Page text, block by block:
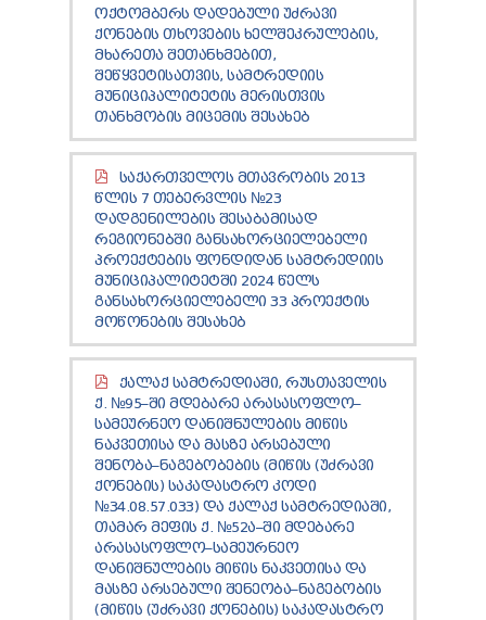
ОТЧЁТ ДЛЯ ПРЕДОСТАВЛЕНИЯ ПРЕЗИДЕНТУ И
ТРЕБОВАНИЯ ПУБЛИЧНОЙ ИНФОРМАЦИИ
УПОЛНОМОЧЕННЫЙ ПО ЗАЩИТЕ
ПЕРСОНАЛЬНЫХ ДАННЫХ
ПРАВИЛА ОБЖАЛОВАНИЯ
ᲝᲥᲢᲝᲛᲑᲔᲠᲡ ᲓᲐᲓᲔᲑᲣᲚᲘ ᲣᲫᲠᲐᲕᲘ
ᲥᲝᲜᲔᲑᲘᲡ ᲗᲮᲝᲕᲔᲑᲘᲡ ᲮᲔᲚᲨᲔᲙᲠᲣᲚᲔᲑᲘᲡ,
ᲛᲮᲐᲠᲔᲗᲐ ᲨᲔᲗᲐᲜᲮᲛᲔᲑᲘᲗ,
ᲨᲔᲬᲧᲕᲔᲢᲘᲡᲐᲗᲕᲘᲡ, ᲡᲐᲛᲢᲠᲔᲓᲘᲘᲡ
ᲛᲣᲜᲘᲪᲘᲞᲐᲚᲘᲢᲔᲢᲘᲡ ᲛᲔᲠᲘᲡᲗᲕᲘᲡ
ᲗᲐᲜᲮᲛᲝᲑᲘᲡ ᲛᲘᲪᲔᲛᲘᲡ ᲨᲔᲡᲐᲮᲔᲑ
ᲡᲐᲥᲐᲠᲗᲕᲔᲚᲝᲡ ᲛᲗᲐᲕᲠᲝᲑᲘᲡ 2013
ᲬᲚᲘᲡ 7 ᲗᲔᲑᲔᲠᲕᲚᲘᲡ №23
ᲓᲐᲓᲒᲔᲜᲘᲚᲔᲑᲘᲡ ᲨᲔᲡᲐᲑᲐᲛᲘᲡᲐᲓ
ᲠᲔᲒᲘᲝᲜᲔᲑᲨᲘ ᲒᲐᲜᲡᲐᲮᲝᲠᲪᲘᲔᲚᲔᲑᲔᲚᲘ
ᲞᲠᲝᲔᲥᲢᲔᲑᲘᲡ ᲤᲝᲜᲓᲘᲓᲐᲜ ᲡᲐᲛᲢᲠᲔᲓᲘᲘᲡ
ᲛᲣᲜᲘᲪᲘᲞᲐᲚᲘᲢᲔᲢᲨᲘ 2024 ᲬᲔᲚᲡ
ᲒᲐᲜᲡᲐᲮᲝᲠᲪᲘᲔᲚᲔᲑᲔᲚᲘ 33 ᲞᲠᲝᲔᲥᲢᲘᲡ
ᲛᲝᲬᲝᲜᲔᲑᲘᲡ ᲨᲔᲡᲐᲮᲔᲑ
ᲥᲐᲚᲐᲥ ᲡᲐᲛᲢᲠᲔᲓᲘᲐᲨᲘ, ᲠᲣᲡᲗᲐᲕᲔᲚᲘᲡ
Ქ. №95–ᲨᲘ ᲛᲓᲔᲑᲐᲠᲔ ᲐᲠᲐᲡᲐᲡᲝᲤᲚᲝ–
ᲡᲐᲛᲔᲣᲠᲜᲔᲝ ᲓᲐᲜᲘᲨᲜᲣᲚᲔᲑᲘᲡ ᲛᲘᲬᲘᲡ
ᲜᲐᲙᲕᲔᲗᲘᲡᲐ ᲓᲐ ᲛᲐᲡᲖᲔ ᲐᲠᲡᲔᲑᲣᲚᲘ
ᲨᲔᲜᲝᲑᲐ–ᲜᲐᲒᲔᲑᲝᲑᲔᲑᲘᲡ (ᲛᲘᲬᲘᲡ (ᲣᲫᲠᲐᲕᲘ
ᲥᲝᲜᲔᲑᲘᲡ) ᲡᲐᲙᲐᲓᲐᲡᲢᲠᲝ ᲙᲝᲓᲘ
№34.08.57.033) ᲓᲐ ᲥᲐᲚᲐᲥ ᲡᲐᲛᲢᲠᲔᲓᲘᲐᲨᲘ,
ᲗᲐᲛᲐᲠ ᲛᲔᲤᲘᲡ Ქ. №52Ა–ᲨᲘ ᲛᲓᲔᲑᲐᲠᲔ
ᲐᲠᲐᲡᲐᲡᲝᲤᲚᲝ–ᲡᲐᲛᲔᲣᲠᲜᲔᲝ
ᲓᲐᲜᲘᲨᲜᲣᲚᲔᲑᲘᲡ ᲛᲘᲬᲘᲡ ᲜᲐᲙᲕᲔᲗᲘᲡᲐ ᲓᲐ
ᲛᲐᲡᲖᲔ ᲐᲠᲡᲔᲑᲣᲚᲘ ᲨᲔᲜᲔᲝᲑᲐ–ᲜᲐᲒᲔᲑᲝᲑᲘᲡ
(ᲛᲘᲬᲘᲡ (ᲣᲫᲠᲐᲕᲘ ᲥᲝᲜᲔᲑᲘᲡ) ᲡᲐᲙᲐᲓᲐᲡᲢᲠᲝ